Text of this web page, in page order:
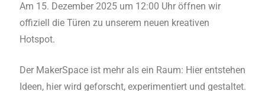
Am 15. Dezember 2025 um 12:00 Uhr öffnen wir
offiziell die Türen zu unserem neuen kreativen
Hotspot.
Der MakerSpace ist mehr als ein Raum: Hier entstehen
Ideen, hier wird geforscht, experimentiert und gestaltet.